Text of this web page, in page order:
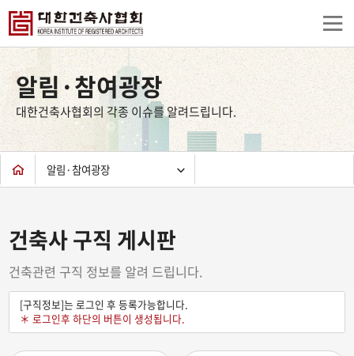
상
컨
츠
하
단
알림·참여광장
대한건축사협회의 각종 이슈를 알려드립니다.
알림·참여광장
건축사 구직 게시판
건축관련 구직 정보를 알려 드립니다.
[구직정보]는 로그인 후 등록가능합니다.
＊ 로그인후 하단의 버튼이 생성됩니다.